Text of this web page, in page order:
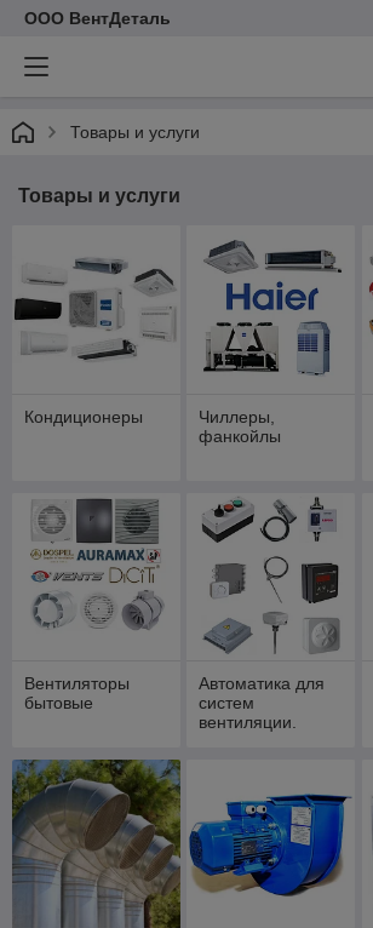
ООО ВентДеталь
Товары и услуги
Товары и услуги
Кондиционеры
Чиллеры,
фанкойлы
Вентиляторы
бытовые
Автоматика для
систем
вентиляции.